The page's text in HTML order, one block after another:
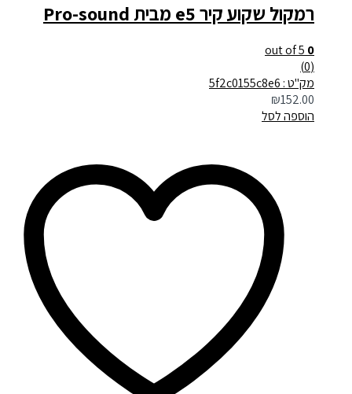
רמקול שקוע קיר e5 מבית Pro-sound
0
out of 5
מק"ט : 5f2c0155c8e6
₪152.00
הוספה לסל